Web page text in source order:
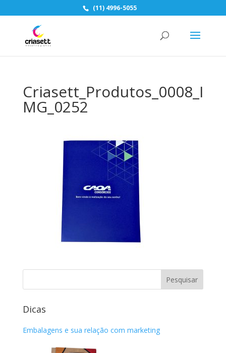
(11) 4996-5055
Criasett_Produtos_0008_I
MG_0252
Dicas
Embalagens e sua relação com marketing